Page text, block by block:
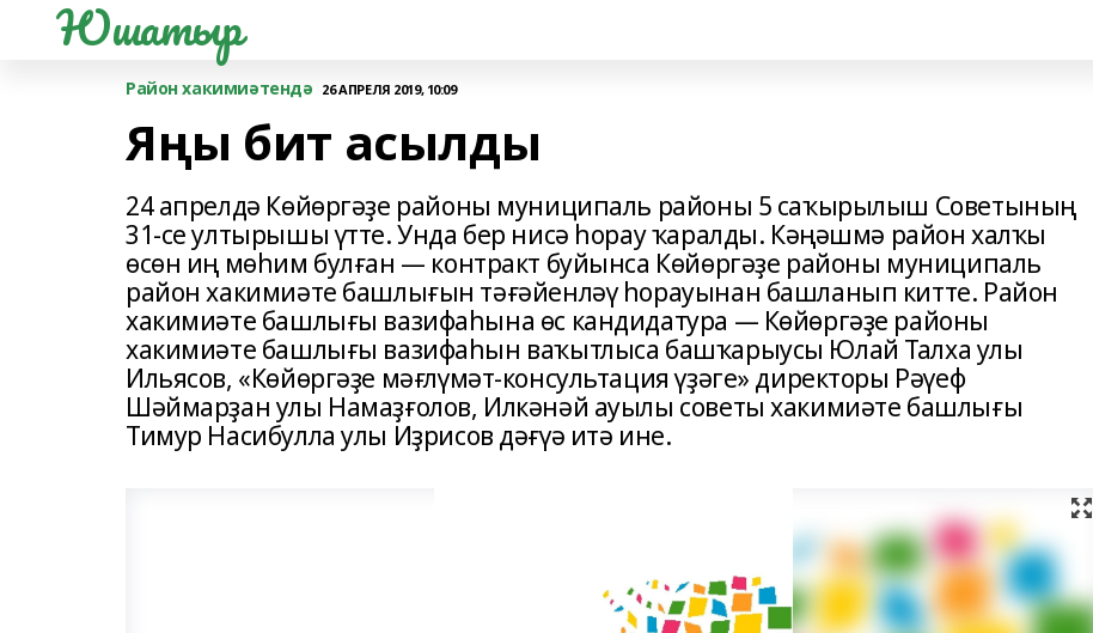
Юшатыр
Район хакимиәтендә 26 АПРЕЛЯ 2019, 10:09
Яңы бит асылды
24 апрелдә Көйөргәҙе районы муниципаль районы 5 саҡырылыш Советының
31-се ултырышы үтте. Унда бер нисә һорау ҡаралды. Кәңәшмә район халҡы
өсөн иң мөһим булған — контракт буйынса Көйөргәҙе районы муниципаль
район хакимиәте башлығын тәғәйенләү һорауынан башланып китте. Район
хакимиәте башлығы вазифаһына өс кандидатура — Көйөргәҙе районы
хакимиәте башлығы вазифаһын ваҡытлыса башҡарыусы Юлай Талха улы
Ильясов, «Көйөргәҙе мәғлүмәт-консультация үҙәге» директоры Рәүеф
Шәймарҙан улы Намаҙғолов, Илкәнәй ауылы советы хакимиәте башлығы
Тимур Насибулла улы Иҙрисов дәғүә итә ине.